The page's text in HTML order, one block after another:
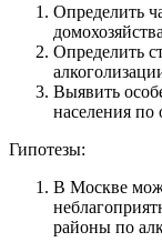
Определить
Определить
Выявить
населения
Гипотезы:
В Москве
районы по